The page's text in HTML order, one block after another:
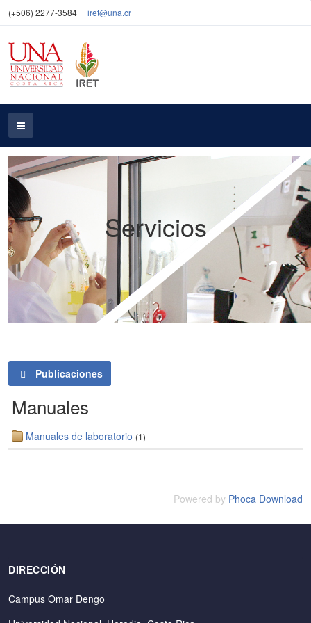
(+506) 2277-3584 iret@una.cr
Servicios
Publicaciones
Manuales
Manuales de laboratorio (1)
Powered by Phoca Download
DIRECCIÓN
Campus Omar Dengo